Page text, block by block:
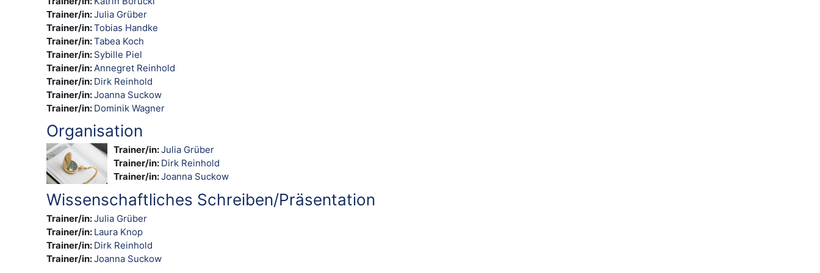
Trainer/in:Julia Grüber
Trainer/in:Tobias Handke
Trainer/in:Tabea Koch
Trainer/in: Sybille Piel
Trainer/in:Annegret Reinhold
Trainer/in: Dirk Reinhold
Trainer/in:Joanna Suckow
Trainer/in: Dominik Wagner
Organisation
Trainer/in:Julia Grüber
Trainer/in: Dirk Reinhold
Trainer/in:Joanna Suckow
Wissenschaftliches Schreiben/Präsentation
Trainer/in:Julia Grüber
Trainer/in: Laura Knop
Trainer/in: Dirk Reinhold
Trainer/in:Joanna Suckow